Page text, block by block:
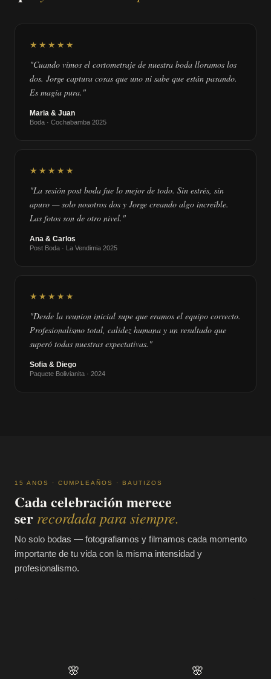
★★★★★
"Cuando vimos el cortometraje de nuestra boda lloramos los
dos. Jorge captura cosas que uno ni sabe que están pasando.
Es magia pura."
Maria & Juan
Boda · Cochabamba 2025
★★★★★
"La sesión post boda fue lo mejor de todo. Sin estrés, sin
apuro — solo nosotros dos y Jorge creando algo increíble.
Las fotos son de otro nivel."
Ana & Carlos
Post Boda · La Vendimia 2025
★★★★★
"Desde la reunion inicial supe que eramos el equipo correcto.
Profesionalismo total, calidez humana y un resultado que
superó todas nuestras expectativas."
Sofia & Diego
Paquete Bolivianita · 2024
15 ANOS · CUMPLEAÑOS · BAUTIZOS
Cada celebración merece
ser recordada para siempre.
No solo bodas — fotografiamos y filmamos cada momento
importante de tu vida con la misma intensidad y
profesionalismo.
🌸 🌸